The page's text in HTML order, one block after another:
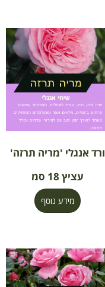
ורד אנגלי 'מריה תרזה'
עציץ 18 סמ
מידע נוסף